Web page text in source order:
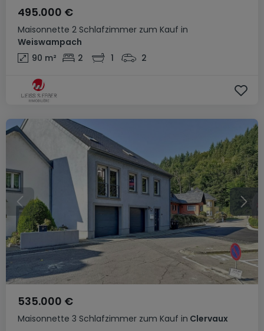
Maisonnette 2 Schlafzimmer zum Kauf in
Weiswampach
495.000 €
90 m² 2 1 2
Maisonnette 3 Schlafzimmer zum Kauf in Clervaux
535.000 €